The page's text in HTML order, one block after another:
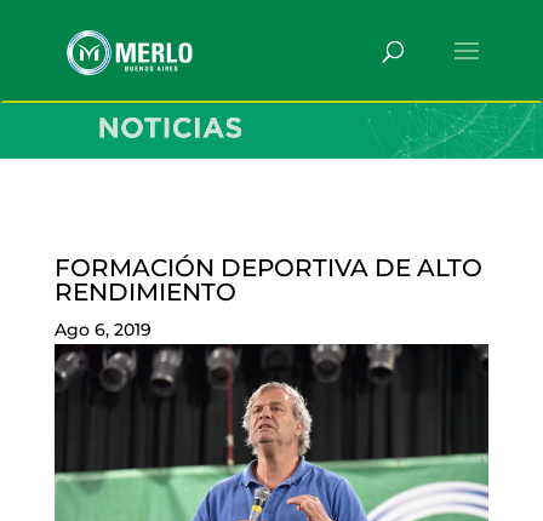
FORMACIÓN DEPORTIVA DE ALTO
RENDIMIENTO
Ago 6, 2019